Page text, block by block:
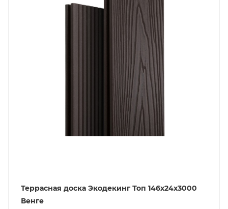
Террасная доска Экодекинг Топ 146x24x3000
Венге